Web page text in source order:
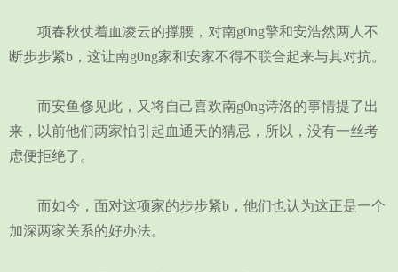
项春秋仗着血凌云的撑腰，对南g0ng擎和安浩然两人不
断步步紧b，这让南g0ng家和安家不得不联合起来与其对抗。
而安鱼俢见此，又将自己喜欢南g0ng诗洛的事情提了出
来，以前他们两家怕引起血通天的猜忌，所以，没有一丝考
虑便拒绝了。
而如今，面对这项家的步步紧b，他们也认为这正是一个
加深两家关系的好办法。